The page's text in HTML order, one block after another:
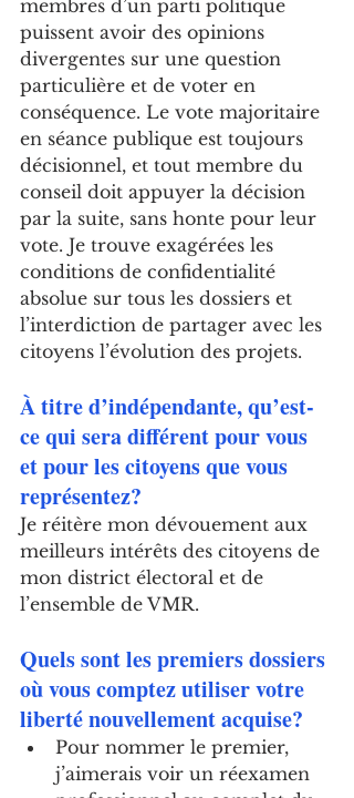
membres d’un parti politique
puissent avoir des opinions
divergentes sur une question
particulière et de voter en
conséquence. Le vote majoritaire
en séance publique est toujours
décisionnel, et tout membre du
conseil doit appuyer la décision
par la suite, sans honte pour leur
vote. Je trouve exagérées les
conditions de confidentialité
absolue sur tous les dossiers et
l’interdiction de partager avec les
citoyens l’évolution des projets.
À titre d’indépendante, qu’est-
ce qui sera différent pour vous
et pour les citoyens que vous
représentez?
Je réitère mon dévouement aux
meilleurs intérêts des citoyens de
mon district électoral et de
l’ensemble de VMR.
Quels sont les premiers dossiers
où vous comptez utiliser votre
liberté nouvellement acquise?
Pour nommer le premier,
j’aimerais voir un réexamen